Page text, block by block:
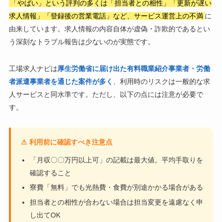
「やばい」という評判の多くは「担当者との相性」「更新が遅い
求人情報」「登録後の営業電話」など、サービス運営上の不満 に
由来しています。求人情報の内容自体が虚偽・詐欺的であるとい
う深刻なトラブル報告は少ないのが実態です。
工場求人ナビは厚生労働省に届け出た有料職業紹介事業者・労働
者派遣事業者を通じた案件が多く
、利用時のリスクは一般的な求
人サービスと同水準です。ただし、以下の点には注意が必要で
す。
⚠ 利用前に確認すべき注意点
「月収〇〇万円以上可」の記載は最大値。平均手取りを
確認すること
寮費「無料」でも光熱費・食費が別途かかる場合がある
担当者との相性が合わない場合は担当変更を遠慮なく申
し出てOK